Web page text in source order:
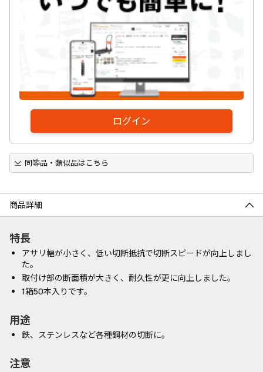
ログイン
同等品・類似品はこちら
商品詳細
特長
アサリ幅が小さく、低い切断抵抗で切断スピードが向上しまし
た。
取付け部の断面積が大きく、耐久性が更に向上しました。
1箱50本入りです。
用途
鉄、ステンレスなど各種鋼材の切断に。
注意